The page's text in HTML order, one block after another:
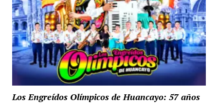
Los Engreídos Olímpicos de Huancayo: 57 años